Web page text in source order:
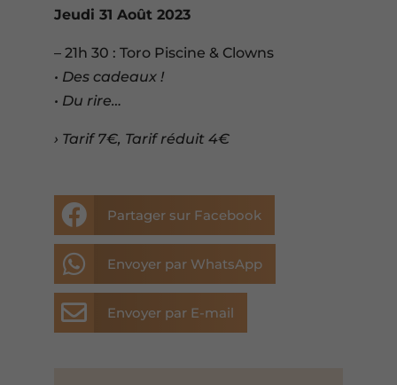
Jeudi 31 Août 2023
– 21h 30 : Toro Piscine & Clowns
• Des cadeaux !
• Du rire…
› Tarif 7€, Tarif réduit 4€
 Partager sur Facebook
 Envoyer par WhatsApp
 Envoyer par E-mail